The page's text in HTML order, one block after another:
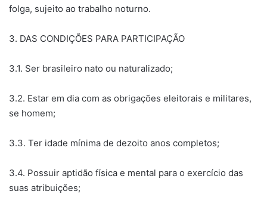
folga, sujeito ao trabalho noturno.
3. DAS CONDIÇÕES PARA PARTICIPAÇÃO
3.1. Ser brasileiro nato ou naturalizado;
3.2. Estar em dia com as obrigações eleitorais e militares,
se homem;
3.3. Ter idade mínima de dezoito anos completos;
3.4. Possuir aptidão física e mental para o exercício das
suas atribuições;